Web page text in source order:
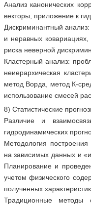
Анализ канонических
векторы, приложение к
Дискриминантный
и неравных
риска неверной
Кластерный анализ:
неиерархическая
метод Ворда, метод К-
использование смесей
8) Статистические
Различие и
гидродинамических
Методология
на зависимых данных и
Планирование и
учетом физического
полученных характеристик.
Традиционные методы